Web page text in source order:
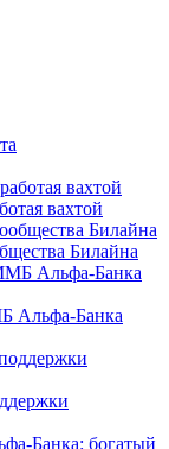
вахтой
Билайна
Альфа-Банка